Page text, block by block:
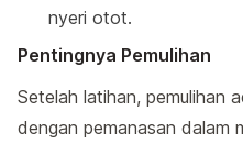
nyeri otot.
Pentingnya Pemulihan
Setelah latihan, pemulihan
dengan pemanasan dalam